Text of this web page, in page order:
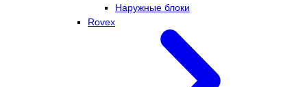
Наружные блоки
Rovex